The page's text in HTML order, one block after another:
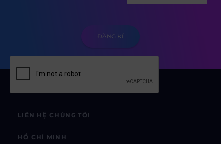
LIÊN HỆ CHÚNG TÔI
HỒ CHÍ MINH